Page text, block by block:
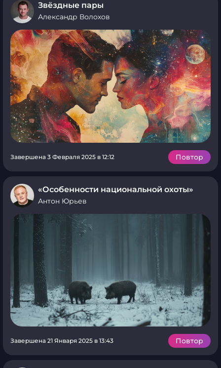
Звёздные пары
Александр Волохов
Завершена 3 Февраля 2025 в 12:12 Повтор
«Особенности национальной охоты»
Антон Юрьев
Завершена 21 Января 2025 в 13:43 Повтор